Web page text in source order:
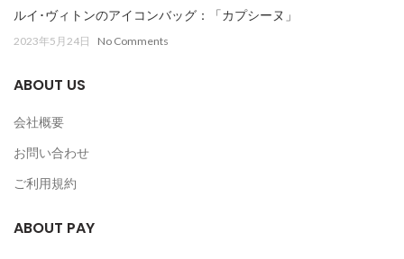
ルイ･ヴィトンのアイコンバッグ：「カプシーヌ」
2023年5月24日 No Comments
ABOUT US
会社概要
お問い合わせ
ご利用規約
ABOUT PAY